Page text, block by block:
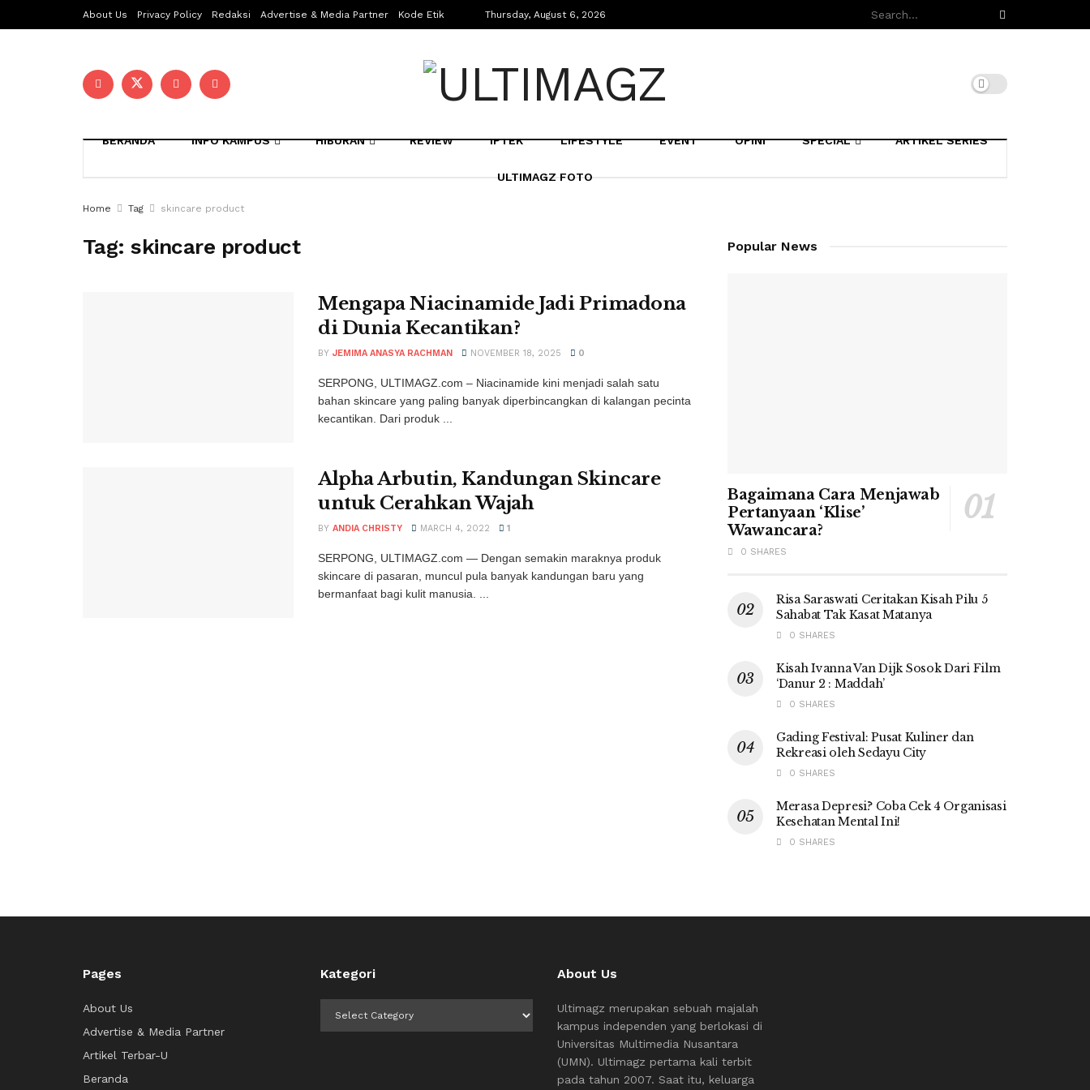
About Us Privacy Policy Redaksi Advertise & Media Partner Kode Etik Thursday, August 6, 2026
BERANDA INFO KAMPUS HIBURAN REVIEW IPTEK LIFESTYLE EVENT OPINI SPECIAL ARTIKEL SERIES
ULTIMAGZ FOTO
Home Tag skincare product
Tag:skincare product
Mengapa Niacinamide Jadi Primadona
di Dunia Kecantikan?
BY JEMIMA ANASYA RACHMAN NOVEMBER 18, 2025 0
SERPONG, ULTIMAGZ.com – Niacinamide kini menjadi salah satu
bahan skincare yang paling banyak diperbincangkan di kalangan pecinta
kecantikan. Dari produk ...
Alpha Arbutin, Kandungan Skincare
untuk Cerahkan Wajah
BY ANDIA CHRISTY MARCH 4, 2022 1
SERPONG, ULTIMAGZ.com — Dengan semakin maraknya produk
skincare di pasaran, muncul pula banyak kandungan baru yang
bermanfaat bagi kulit manusia. ...
Popular News
Bagaimana Cara Menjawab
Pertanyaan ‘Klise’
Wawancara?
0 SHARES
Risa Saraswati Ceritakan Kisah Pilu 5
Sahabat Tak Kasat Matanya
0 SHARES
Kisah Ivanna Van Dijk Sosok Dari Film
‘Danur 2 : Maddah’
0 SHARES
Gading Festival: Pusat Kuliner dan
Rekreasi oleh Sedayu City
0 SHARES
Merasa Depresi? Coba Cek 4 Organisasi
Kesehatan Mental Ini!
0 SHARES
Pages
About Us
Advertise & Media Partner
Artikel Terbar-U
Beranda
Kategori About Us
Ultimagz merupakan sebuah majalah
kampus independen yang berlokasi di
Universitas Multimedia Nusantara
(UMN). Ultimagz pertama kali terbit
pada tahun 2007. Saat itu, keluarga